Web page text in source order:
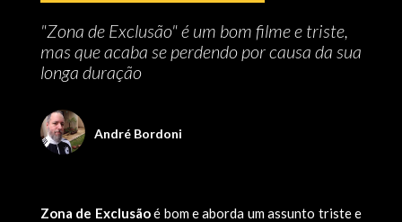
"Zona de Exclusão" é um bom filme e triste,
mas que acaba se perdendo por causa da sua
longa duração
André Bordoni
Zona de Exclusãoé bom e aborda um assunto triste e